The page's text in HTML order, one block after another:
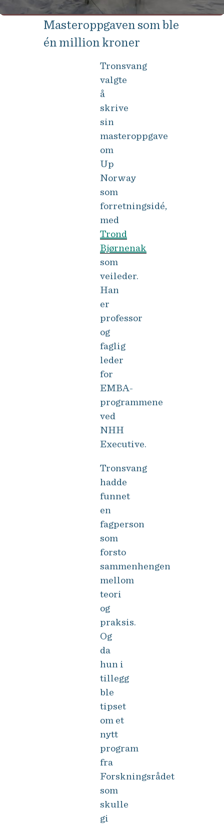
Masteroppgaven som ble
én million kroner
Tronsvang
valgte
å
skrive
sin
masteroppgave
om
Up
Norway
som
forretningsidé,
med
Trond
Bjørnenak
som
veileder.
Han
er
professor
og
faglig
leder
for
EMBA-
programmene
ved
NHH
Executive.
Tronsvang
hadde
funnet
en
fagperson
som
forsto
sammenhengen
mellom
teori
og
praksis.
Og
da
hun i
tillegg
ble
tipset
om et
nytt
program
fra
Forskningsrådet
som
skulle
gi